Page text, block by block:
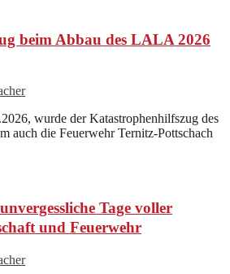
beim Abbau des LALA 2026
wurde der Katastrophenhilfszug des
auch die Feuerwehr Ternitz-Pottschach
Tage voller
und Feuerwehr